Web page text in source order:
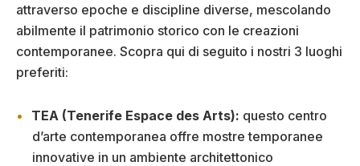
attraverso epoche e discipline diverse, mescolando
abilmente il patrimonio storico con le creazioni
contemporanee. Scopra qui di seguito i nostri 3 luoghi
preferiti:
TEA (Tenerife Espace des Arts): questo centro
d’arte contemporanea offre mostre temporanee
innovative in un ambiente architettonico